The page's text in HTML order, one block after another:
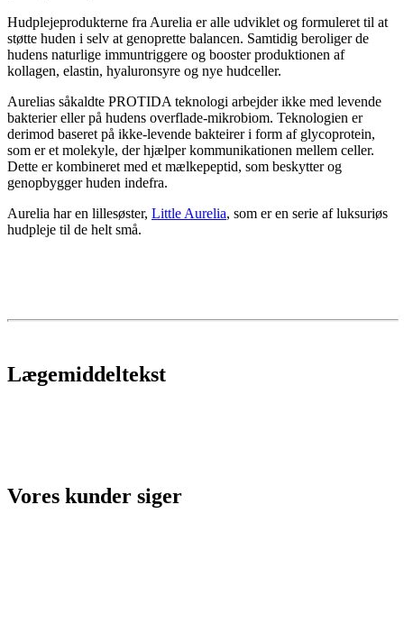
Hudplejeprodukterne fra Aurelia er alle udviklet og formuleret til at
støtte huden i selv at genoprette balancen. Samtidig beroliger de
hudens naturlige immuntriggere og booster produktionen af
kollagen, elastin, hyaluronsyre og nye hudceller.
Aurelias såkaldte PROTIDA teknologi arbejder ikke med levende
bakterier eller på hudens overflade-mikrobiom. Teknologien er
derimod baseret på ikke-levende bakteirer i form af glycoprotein,
som er et molekyle, der hjælper kommunikationen mellem celler.
Dette er kombineret med et mælkepeptid, som beskytter og
genopbygger huden indefra.
Aurelia har en lillesøster, Little Aurelia, som er en serie af luksuriøs
hudpleje til de helt små.
Lægemiddeltekst
Vores kunder siger